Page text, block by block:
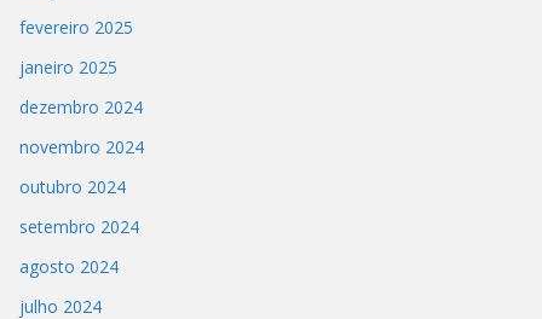
fevereiro 2025
janeiro 2025
dezembro 2024
novembro 2024
outubro 2024
setembro 2024
agosto 2024
julho 2024